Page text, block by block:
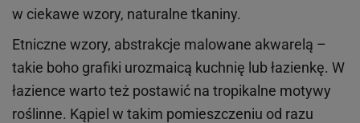
w ciekawe wzory, naturalne tkaniny.
Etniczne wzory, abstrakcje malowane akwarelą –
takie boho grafiki urozmaicą kuchnię lub łazienkę. W
łazience warto też postawić na tropikalne motywy
roślinne. Kąpiel w takim pomieszczeniu od razu